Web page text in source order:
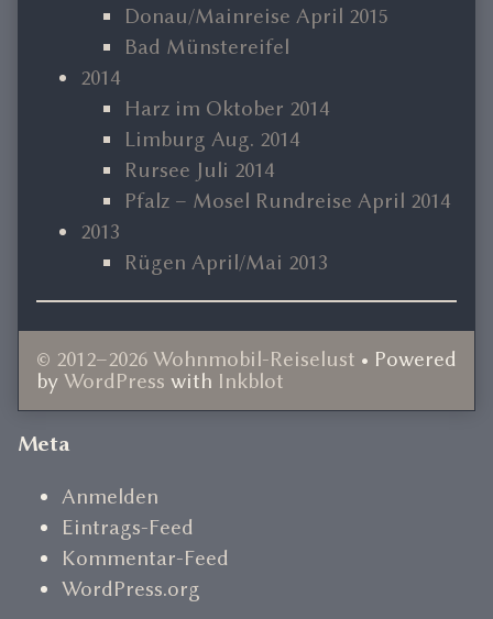
Donau/Mainreise April 2015
Bad Münstereifel
2014
Harz im Oktober 2014
Limburg Aug. 2014
Rursee Juli 2014
Pfalz – Mosel Rundreise April 2014
2013
Rügen April/Mai 2013
© 2012–2026 Wohnmobil-Reiselust • Powered
by WordPress with Inkblot
Document
Footer
Meta
Anmelden
Eintrags-Feed
Kommentar-Feed
WordPress.org